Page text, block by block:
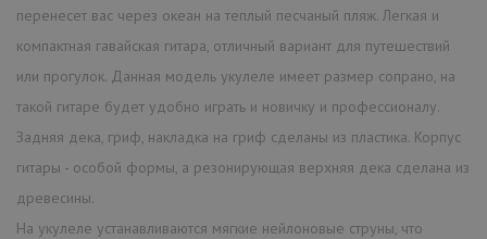
перенесет вас через океан на теплый песчаный пляж. Легкая и
компактная гавайская гитара, отличный вариант для путешествий
или прогулок. Данная модель укулеле имеет размер сопрано, на
такой гитаре будет удобно играть и новичку и профессионалу.
Задняя дека, гриф, накладка на гриф сделаны из пластика. Корпус
гитары - особой формы, а резонирующая верхняя дека сделана из
древесины.
На укулеле устанавливаются мягкие нейлоновые струны, что